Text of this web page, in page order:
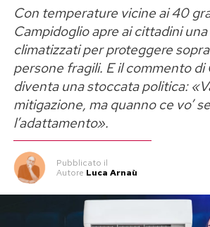
Con temperature vicine ai 40
Campidoglio apre ai cittadini
climatizzati per proteggere
persone fragili. E il commento di
diventa una stoccata politica:
mitigazione, ma quanno ce vo’
l’adattamento».
Pubblicato il
Autore Luca Arnaù